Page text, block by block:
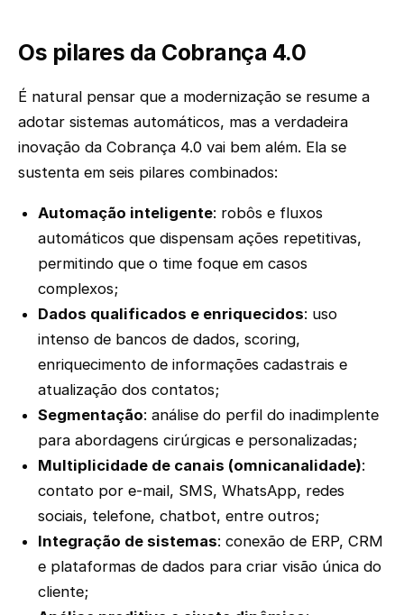
Os pilares da Cobrança 4.0
É natural pensar que a modernização se resume a
adotar sistemas automáticos, mas a verdadeira
inovação da Cobrança 4.0 vai bem além. Ela se
sustenta em seis pilares combinados:
Automação inteligente: robôs e fluxos
automáticos que dispensam ações repetitivas,
permitindo que o time foque em casos
complexos;
Dados qualificados e enriquecidos: uso
intenso de bancos de dados, scoring,
enriquecimento de informações cadastrais e
atualização dos contatos;
Segmentação: análise do perfil do inadimplente
para abordagens cirúrgicas e personalizadas;
Multiplicidade de canais (omnicanalidade):
contato por e-mail, SMS, WhatsApp, redes
sociais, telefone, chatbot, entre outros;
Integração de sistemas: conexão de ERP, CRM
e plataformas de dados para criar visão única do
cliente;